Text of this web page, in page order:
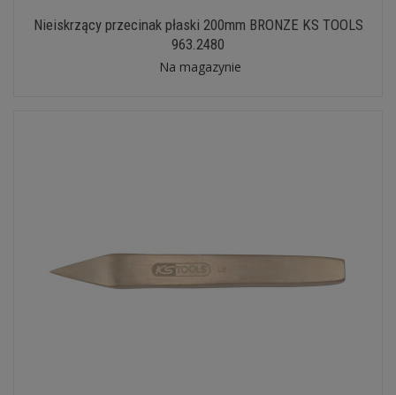
Nieiskrzący przecinak płaski 200mm BRONZE KS TOOLS
963.2480
Na magazynie